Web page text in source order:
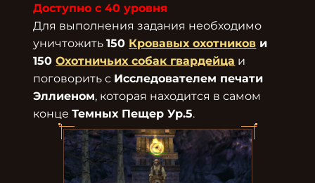
Доступно с 40 уровня
Для выполнения задания необходимо
уничтожить 150 Кровавых охотников и
150 Охотничьих собак гвардейца и
поговорить с Исследователем печати
Эллиеном, которая находится в самом
конце Темных Пещер Ур.5